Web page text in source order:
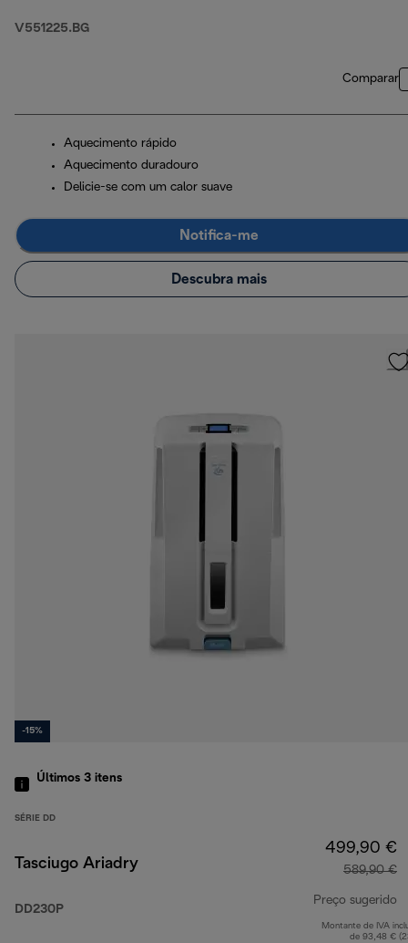
V551225.BG
Comparar
Aquecimento rápido
Aquecimento duradouro
Delicie-se com um calor suave
Notifica-me
Descubra mais
-15%
Últimos 3 itens
SÉRIE DD
Tasciugo Ariadry
DD230P
499,90 €
589,90 €
Preço sugerido
Montante de IVA
de 93,48 €